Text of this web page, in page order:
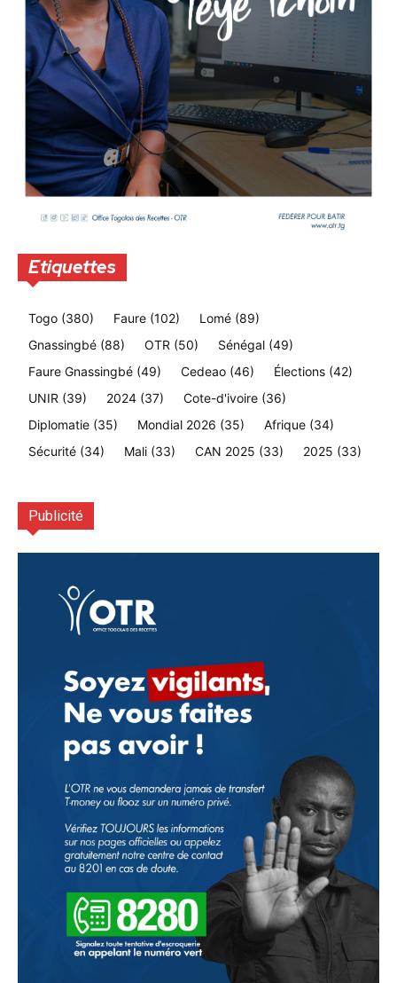
Etiquettes
Togo (380) Faure (102) Lomé (89)
Gnassingbé (88) OTR (50) Sénégal (49)
Faure Gnassingbé (49) Cedeao (46) Élections (42)
UNIR (39) 2024 (37) Cote-d'ivoire (36)
Diplomatie (35) Mondial 2026 (35) Afrique (34)
Sécurité (34) Mali (33) CAN 2025 (33) 2025 (33)
Publicité